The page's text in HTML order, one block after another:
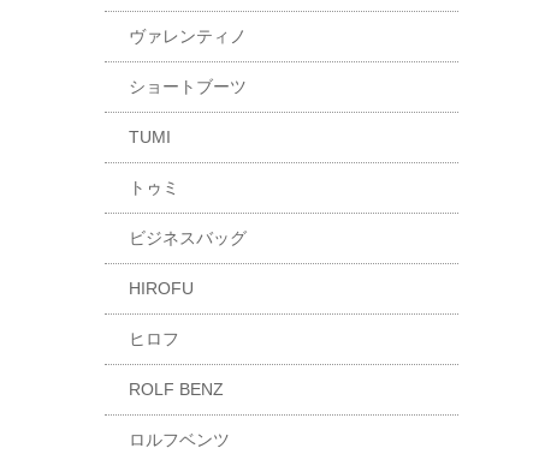
ヴァレンティノ
ショートブーツ
TUMI
トゥミ
ビジネスバッグ
HIROFU
ヒロフ
ROLF BENZ
ロルフベンツ